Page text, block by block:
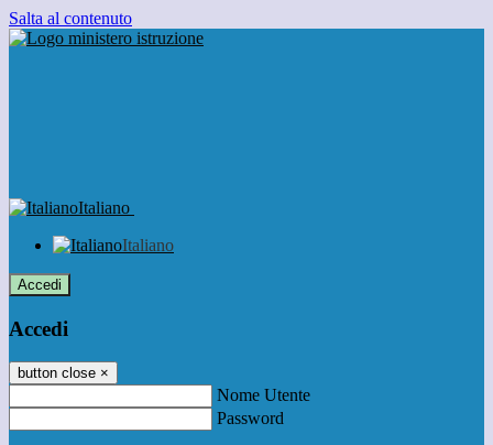
Salta al contenuto
Italiano
Italiano
Accedi
Accedi
button close ×
Nome Utente
Password